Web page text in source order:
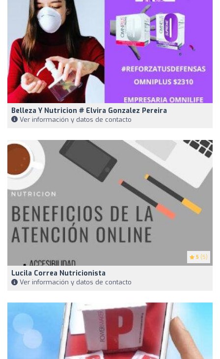
Belleza Y Nutricion # Elvira Gonzalez Pereira
Ver información y datos de contacto
5 (5)
Lucila Correa Nutricionista
Ver información y datos de contacto